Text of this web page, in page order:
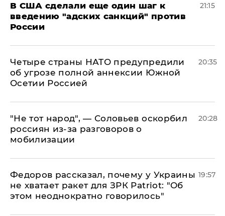
В США сделали еще один шаг к
введению "адских санкций" против
России
21:15
Четыре страны НАТО предупредили
об угрозе полной аннексии Южной
Осетии Россией
20:35
​"Не тот народ", — Соловьев оскорбил
россиян из-за разговоров о
мобилизации
20:28
Федоров рассказал, почему у Украины
не хватает ракет для ЗРК Patriot: "Об
этом неоднократно говорилось"
19:57